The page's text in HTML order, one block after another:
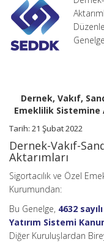
Sistemine
Aktarımlara
Genelge
(2022/4)
Dernek, Vakıf,
Emeklilik Sistemine
Tarih: 21 Şubat 2022
Dernek-Vakıf-
Aktarımları
Sigortacılık ve Özel
Kurumundan:
Bu Genelge, 4632
Yatırım Sistemi
Diğer Kuruluşlardan